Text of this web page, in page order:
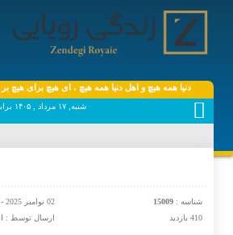
دنیا همه هیچ و اهل دنیا همه هیچ ، ‌ای هیچ برای هیچ
شنبه, ۱۷ مرداد , ۱۴۰۵ برابر با - Saturday, 8 August , 2026
شناسه : 15009
02 نوامبر 2025 - 17:30
410 بازدید
ارسال توسط :